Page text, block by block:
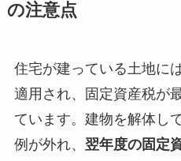
の注意点
住宅が建っている土地に
適用され、固定資産税が
ています。建物を解体し
例が外れ、 翌年度の固定